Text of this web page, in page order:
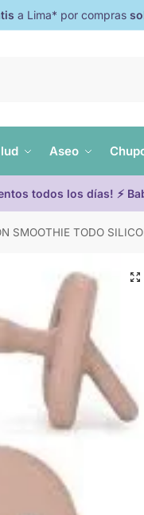
a Lima* por compras
Aseo
todos los días! ⚡
SMOOTHIE TODO